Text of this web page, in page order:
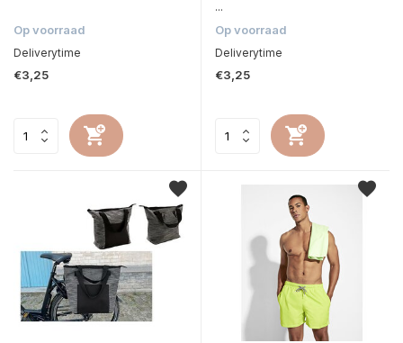
Op voorraad
Deliverytime
€3,25
...
Op voorraad
Deliverytime
€3,25